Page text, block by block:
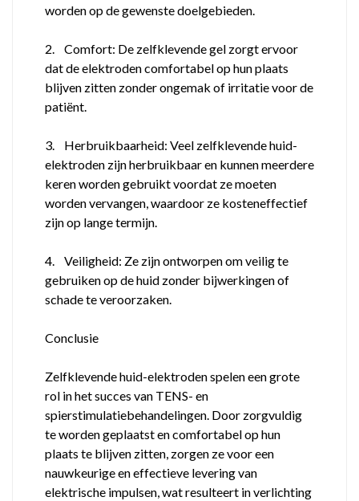
worden op de gewenste doelgebieden.
2. Comfort: De zelfklevende gel zorgt ervoor
dat de elektroden comfortabel op hun plaats
blijven zitten zonder ongemak of irritatie voor de
patiënt.
3. Herbruikbaarheid: Veel zelfklevende huid-
elektroden zijn herbruikbaar en kunnen meerdere
keren worden gebruikt voordat ze moeten
worden vervangen, waardoor ze kosteneffectief
zijn op lange termijn.
4. Veiligheid: Ze zijn ontworpen om veilig te
gebruiken op de huid zonder bijwerkingen of
schade te veroorzaken.
Conclusie
Zelfklevende huid-elektroden spelen een grote
rol in het succes van TENS- en
spierstimulatiebehandelingen. Door zorgvuldig
te worden geplaatst en comfortabel op hun
plaats te blijven zitten, zorgen ze voor een
nauwkeurige en effectieve levering van
elektrische impulsen, wat resulteert in verlichting